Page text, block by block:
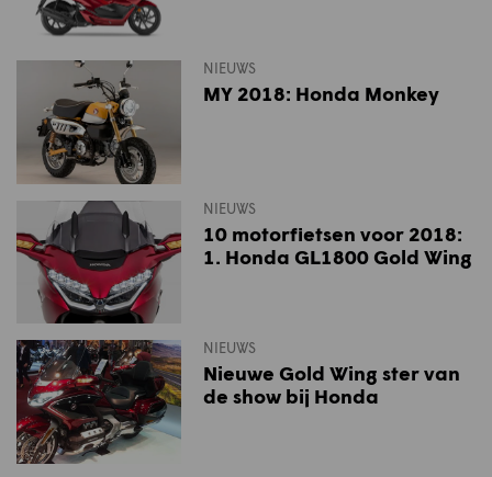
NIEUWS
MY 2018: Honda Monkey
NIEUWS
10 motorfietsen voor 2018:
1. Honda GL1800 Gold Wing
NIEUWS
Nieuwe Gold Wing ster van
de show bij Honda